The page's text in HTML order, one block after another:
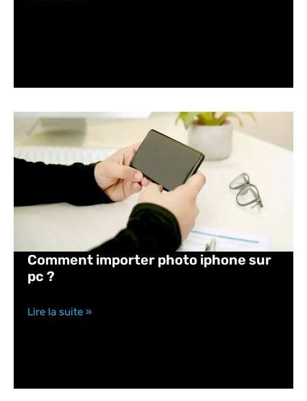
Comment importer photo iphone sur
pc ?
Lire la suite »